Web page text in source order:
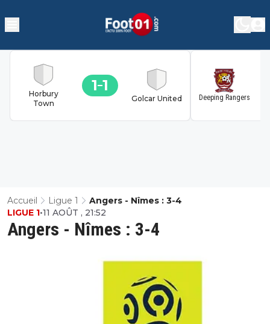
Horbury
Town
1 1
Golcar United Deeping Rangers
Accueil Ligue 1 Angers - Nîmes : 3-4
Angers - Nîmes : 3-4
LIGUE 1•11 AOÛT , 21:52